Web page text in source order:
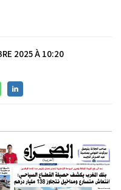
2025 À 10:20